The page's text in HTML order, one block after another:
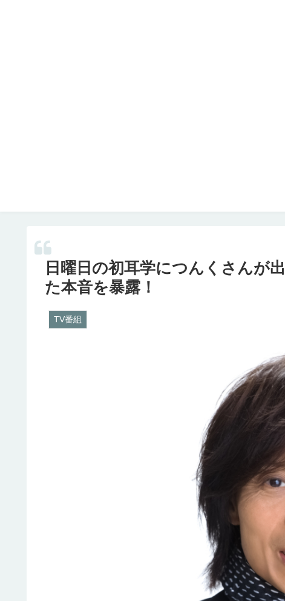
日曜日の初耳学につんくさんが
た本音を暴露！
TV番組